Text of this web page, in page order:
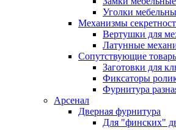
Уголки
Механизмы
Вертушки для
Латунные
Сопутствующие
Заготовки для
Фиксаторы
Фурнитура
Арсенал
Дверная фурнитура
Для "финских"